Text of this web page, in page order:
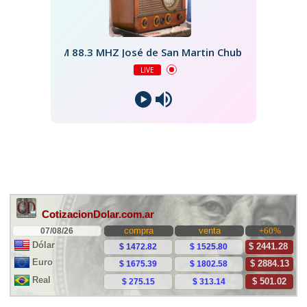
FM 88.3 MHZ José de San Martin Chubut
LIVE